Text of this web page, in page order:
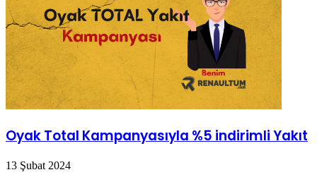
Oyak Total Kampanyasıyla %5 indirimli Yakıt
13 Şubat 2024